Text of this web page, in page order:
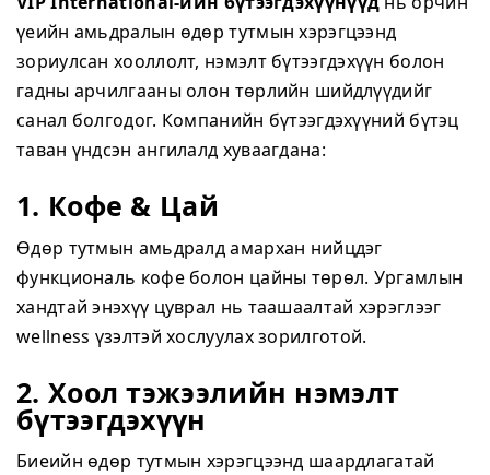
үеийн амьдралын өдөр тутмын хэрэгцээнд
зориулсан хооллолт, нэмэлт бүтээгдэхүүн болон
гадны арчилгааны олон төрлийн шийдлүүдийг
санал болгодог. Компанийн бүтээгдэхүүний бүтэц
таван үндсэн ангилалд хуваагдана:
1. Кофе & Цай
Өдөр тутмын амьдралд амархан нийцдэг
функциональ кофе болон цайны төрөл. Ургамлын
хандтай энэхүү цуврал нь таашаалтай хэрэглээг
wellness үзэлтэй хослуулах зорилготой.
2. Хоол тэжээлийн нэмэлт
бүтээгдэхүүн
Биеийн өдөр тутмын хэрэгцээнд шаардлагатай